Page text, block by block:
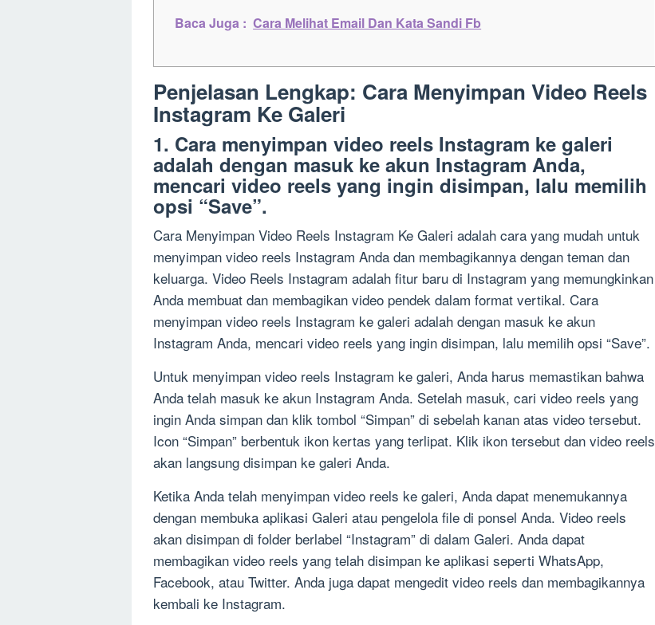
Baca Juga : Cara Melihat Email Dan Kata Sandi Fb
Penjelasan Lengkap: Cara Menyimpan Video Reels
Instagram Ke Galeri
1. Cara menyimpan video reels Instagram ke galeri
adalah dengan masuk ke akun Instagram Anda,
mencari video reels yang ingin disimpan, lalu memilih
opsi “Save”.
Cara Menyimpan Video Reels Instagram Ke Galeri adalah cara yang mudah untuk
menyimpan video reels Instagram Anda dan membagikannya dengan teman dan
keluarga. Video Reels Instagram adalah fitur baru di Instagram yang memungkinkan
Anda membuat dan membagikan video pendek dalam format vertikal. Cara
menyimpan video reels Instagram ke galeri adalah dengan masuk ke akun
Instagram Anda, mencari video reels yang ingin disimpan, lalu memilih opsi “Save”.
Untuk menyimpan video reels Instagram ke galeri, Anda harus memastikan bahwa
Anda telah masuk ke akun Instagram Anda. Setelah masuk, cari video reels yang
ingin Anda simpan dan klik tombol “Simpan” di sebelah kanan atas video tersebut.
Icon “Simpan” berbentuk ikon kertas yang terlipat. Klik ikon tersebut dan video reels
akan langsung disimpan ke galeri Anda.
Ketika Anda telah menyimpan video reels ke galeri, Anda dapat menemukannya
dengan membuka aplikasi Galeri atau pengelola file di ponsel Anda. Video reels
akan disimpan di folder berlabel “Instagram” di dalam Galeri. Anda dapat
membagikan video reels yang telah disimpan ke aplikasi seperti WhatsApp,
Facebook, atau Twitter. Anda juga dapat mengedit video reels dan membagikannya
kembali ke Instagram.